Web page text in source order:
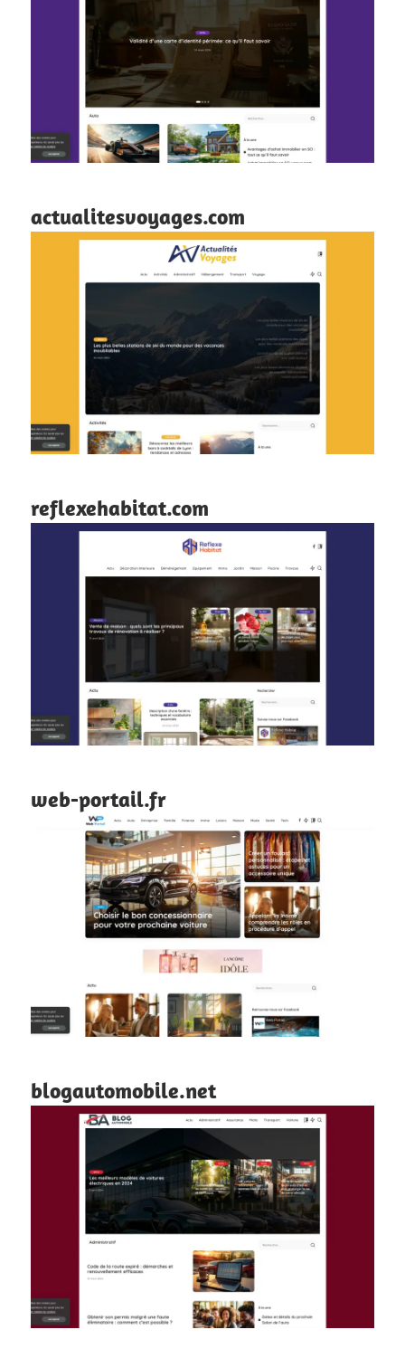
actualitesvoyages.com
reflexehabitat.com
web-portail.fr
blogautomobile.net